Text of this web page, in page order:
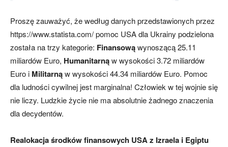
Proszę zauważyć, że według danych przedstawionych przez
https://www.statista.com/ pomoc USA dla Ukrainy podzielona
została na trzy kategorie: Finansowąwynoszącą 25.11
miliardów Euro, Humanitarnąw wysokości 3.72 miliardów
Euro i Militarnąw wysokości 44.34 miliardów Euro. Pomoc
dla ludności cywilnej jest marginalna! Człowiek w tej wojnie się
nie liczy. Ludzkie życie nie ma absolutnie żadnego znaczenia
dla decydentów.
Realokacja środków finansowych USA z Izraela i Egiptu